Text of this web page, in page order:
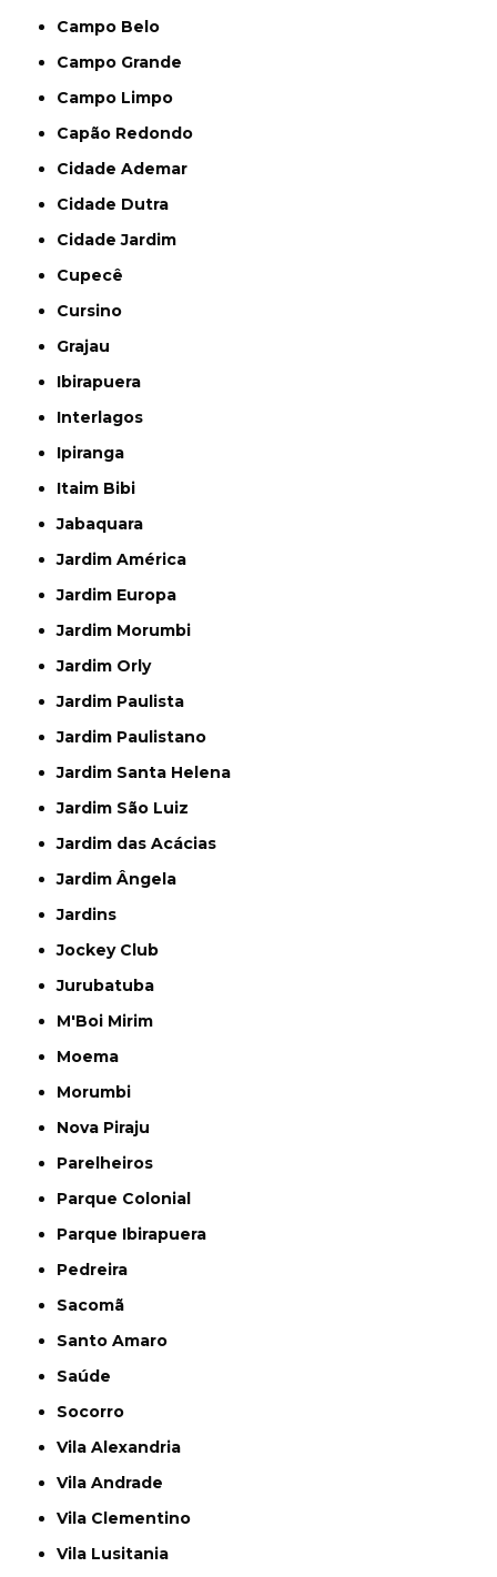
Campo Belo
Campo Grande
Campo Limpo
Capão Redondo
Cidade Ademar
Cidade Dutra
Cidade Jardim
Cupecê
Cursino
Grajau
Ibirapuera
Interlagos
Ipiranga
Itaim Bibi
Jabaquara
Jardim América
Jardim Europa
Jardim Morumbi
Jardim Orly
Jardim Paulista
Jardim Paulistano
Jardim Santa Helena
Jardim São Luiz
Jardim das Acácias
Jardim Ângela
Jardins
Jockey Club
Jurubatuba
M'Boi Mirim
Moema
Morumbi
Nova Piraju
Parelheiros
Parque Colonial
Parque Ibirapuera
Pedreira
Sacomã
Santo Amaro
Saúde
Socorro
Vila Alexandria
Vila Andrade
Vila Clementino
Vila Lusitania